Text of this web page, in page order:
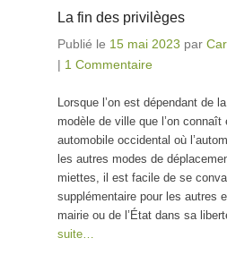
La fin des privilèges
Publié le 15 mai 2023 par
| 1 Commentaire
Lorsque l’on est dépendant de
modèle de ville que l’on connaît
automobile occidental où
les autres modes de
miettes, il est facile de se
supplémentaire pour les autres
mairie ou de l’État dans sa
suite…